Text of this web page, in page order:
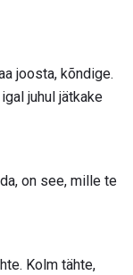
joosta, kõndige.
juhul jätkake
on see, mille te
Kolm tähte,